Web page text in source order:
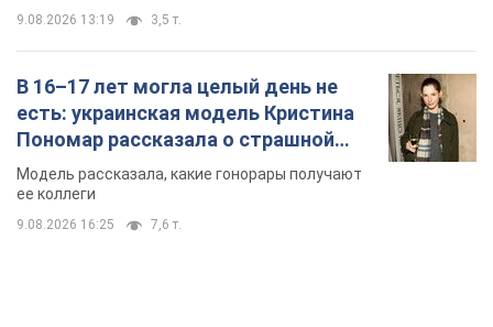
9.08.2026 13:19 3,5 т.
В 16–17 лет могла целый день не
есть: украинская модель Кристина
Пономар рассказала о страшной
стороне модельной карьеры
Модель рассказала, какие гонорары получают
ее коллеги
9.08.2026 16:25 7,6 т.